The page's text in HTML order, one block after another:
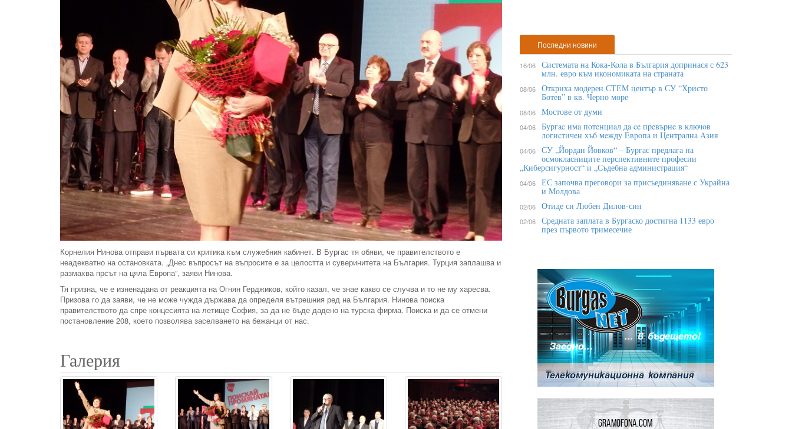
Корнелия Нинова отправи първата си критика към служебния кабинет. В Бургас тя обяви, че правителството е
неадекватно на остановката. „Днес въпросът на въпросите е за целостта и суверинитета на България. Турция заплашва и
размахва прсът на цяла Европа”, заяви Нинова.
Тя призна, че е изненадана от реакцията на Огнян Герджиков, който казал, че знае какво се случва и то не му харесва.
Призова го да заяви, че не може чужда държава да определя вътрешния ред на България. Нинова поиска
правителството да спре концесията на летище София, за да не бъде дадено на турска фирма. Поиска и да се отмени
постановление 208, което позволява заселването на бежанци от нас.
Галерия
Последни новини
16/06 Системата на Кока-Кола в България допринася с 623
млн. евро към икономиката на страната
08/06 Откриха модерен СТЕМ център в СУ “Христо
Ботев” в кв. Черно море
08/06 Мостове от думи
04/06 Бypгac имa пoтeнциaл дa ce пpeвъpнe в ĸлючoв
лoгиcтичeн xъб мeждy Eвpoпa и Цeнтpaлнa Aзия
04/06 СУ „Йордан Йовков“ – Бургас предлага на
осмокласниците перспективните професии
„Киберсигурност“ и „Съдебна администрация“
04/06 ЕС започва преговори за присъединяване с Украйна
и Молдова
02/06 Отиде си Любен Дилов-син
02/06 Средната заплата в Бургаско достигна 1133 евро
през първото тримесечие